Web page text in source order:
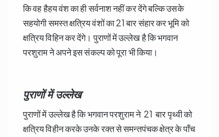
कि वह हैहय वंश का ही सर्वनाश नहीं कर देंगे बल्कि उसके
सहयोगी समस्त क्षत्रिय वंशों का 21 बार संहार कर भूमि को
क्षत्रिय विहिन कर देंगे। पुराणों में उल्लेख है कि भगवान
परशुराम ने अपने इस संकल्प को पूरा भी किया।
पुराणों में उल्लेख
पुराणों में उल्लेख है कि भगवान परशुराम ने 21 बार पृथ्वी को
क्षत्रिय विहीन करके उनके रक्त से समन्तपंचक क्षेत्र के पाँच